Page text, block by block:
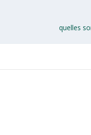
quelles